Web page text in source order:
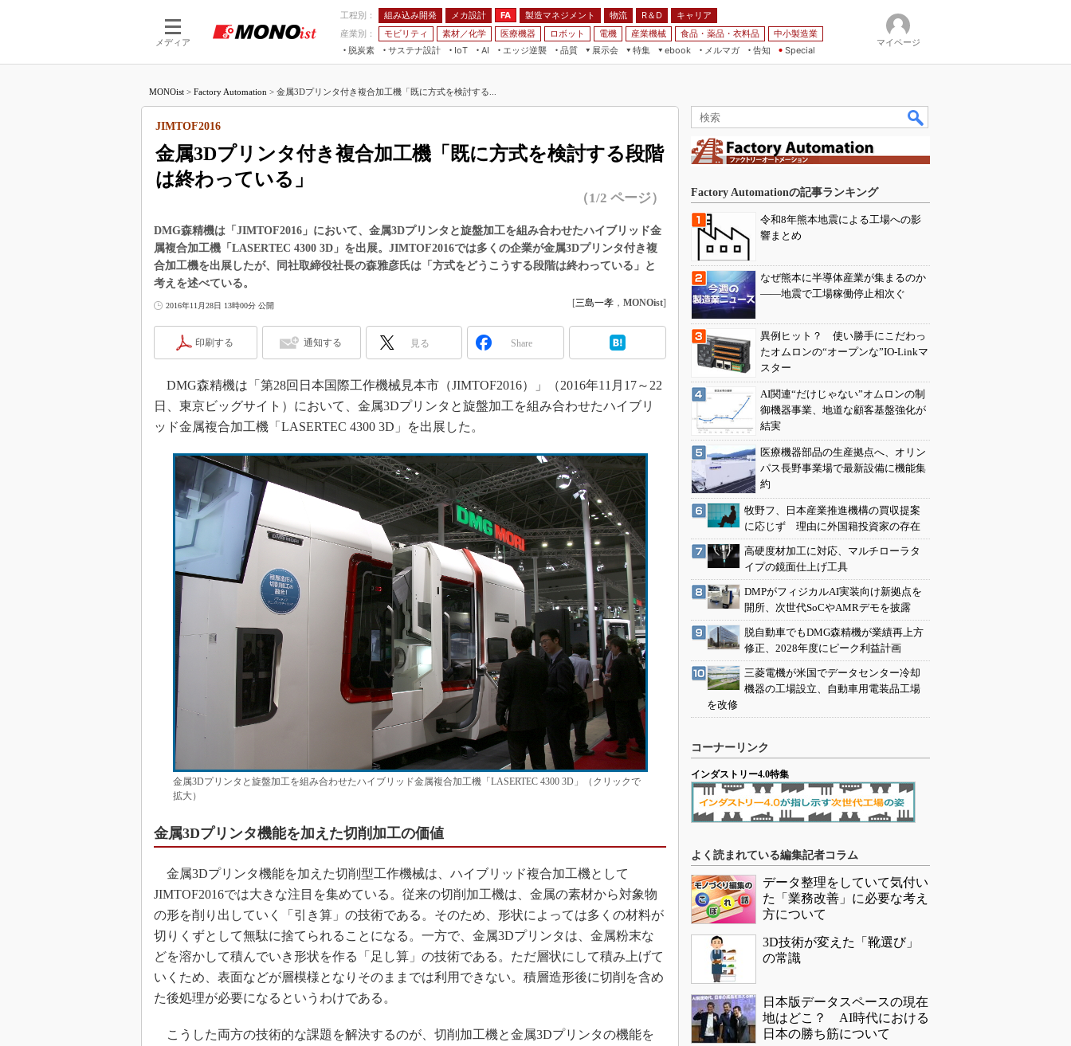
メディア
工程別： 組み込み開発 メカ設計 FA 製造マネジメント 物流 R＆D
キャリア
産業別：
モビリティ 素材／化学 医療機器 ロボット 電機 産業機械 食品・薬品・衣料品
中小製造業
脱炭素
サステナ設計
IoT
つながる工場
AI
AI×設備保全
エッジ逆襲 品質
展示会
JIMTOF
IIFES
TECHNO-FRONTIER
人テク展
スマート工場EXPO
日本ものづくりワールド
AUTOMOTIVE WORLD
特集
つながるクルマ
VR／AR
フィールドサービス
組み込みモデリング
Windows Embedded
無償設計ツール
3Dプリンタ
デジタルツインとCAE
S＆OP
インダストリー4.0
イノベーション
製造業ビッグデータ
メイドインジャパン
植物工場
知財マネジメント
海外生産
グローバル設計・開発
制御セキュリティ
新型コロナへの対応
ebook
モビリティ
メルマガ
告知 Special
マイページ
MONOist > Factory Automation > 金属3Dプリンタ付き複合加工機「既に方式を検討する...
金属3Dプリンタ付き複合加工機「既に方式を検討する段階
は終わっている」
JIMTOF2016
（1/2 ページ）
DMG森精機は「JIMTOF2016」において、金属3Dプリンタと旋盤加工を組み合わせたハイブリッド金
属複合加工機「LASERTEC 4300 3D」を出展。JIMTOF2016では多くの企業が金属3Dプリンタ付き複
合加工機を出展したが、同社取締役社長の森雅彦氏は「方式をどうこうする段階は終わっている」と
考えを述べている。
2016年11月28日 13時00分 公開 [三島一孝 ， MONOist]
印刷する 通知する 見る Share
DMG森精機は「第28回日本国際工作機械見本市（JIMTOF2016）」（2016年11月17～22
日、東京ビッグサイト）において、金属3Dプリンタと旋盤加工を組み合わせたハイブリ
ッド金属複合加工機「LASERTEC 4300 3D」を出展した。
金属3Dプリンタと旋盤加工を組み合わせたハイブリッド金属複合加工機「LASERTEC 4300 3D」（クリックで
拡大）
金属3Dプリンタ機能を加えた切削加工の価値
金属3Dプリンタ機能を加えた切削型工作機械は、ハイブリッド複合加工機として
JIMTOF2016では大きな注目を集めている。従来の切削加工機は、金属の素材から対象物
の形を削り出していく「引き算」の技術である。そのため、形状によっては多くの材料が
切りくずとして無駄に捨てられることになる。一方で、金属3Dプリンタは、金属粉末な
どを溶かして積んでいき形状を作る「足し算」の技術である。ただ層状にして積み上げて
いくため、表面などが層模様となりそのままでは利用できない。積層造形後に切削を含め
た後処理が必要になるというわけである。
こうした両方の技術的な課題を解決するのが、切削加工機と金属3Dプリンタの機能を
Factory Automationの記事ランキング
令和8年熊本地震による工場への影
響まとめ
なぜ熊本に半導体産業が集まるのか
――地震で工場稼働停止相次ぐ
異例ヒット？ 使い勝手にこだわっ
たオムロンの“オープンな”IO-Linkマ
スター
AI関連“だけじゃない”オムロンの制
御機器事業、地道な顧客基盤強化が
結実
医療機器部品の生産拠点へ、オリン
パス長野事業場で最新設備に機能集
約
牧野フ、日本産業推進機構の買収提案
に応じず 理由に外国籍投資家の存在
高硬度材加工に対応、マルチローラタ
イプの鏡面仕上げ工具
DMPがフィジカルAI実装向け新拠点を
開所、次世代SoCやAMRデモを披露
脱自動車でもDMG森精機が業績再上方
修正、2028年度にピーク利益計画
三菱電機が米国でデータセンター冷却
機器の工場設立、自動車用電装品工場
を改修
コーナーリンク
インダストリー4.0特集
よく読まれている編集記者コラム
データ整理をしていて気付い
た「業務改善」に必要な考え
方について
3D技術が変えた「靴選び」
の常識
日本版データスペースの現在
地はどこ？ AI時代における
日本の勝ち筋について